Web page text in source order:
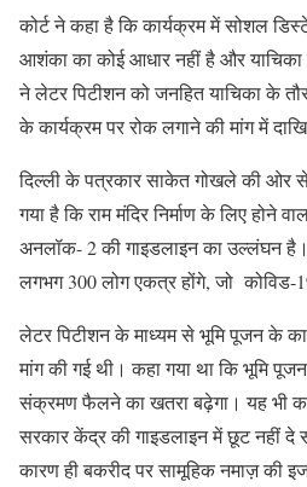
कोर्ट ने कहा है कि कार्यक्रम में सोशल
आशंका का कोई आधार नहीं है और
ने लेटर पिटीशन को जनहित याचिका के
के कार्यक्रम पर रोक लगाने की मांग में
दिल्ली के पत्रकार साकेत गोखले की ओर
गया है कि राम मंदिर निर्माण के लिए होने
अनलॉक- 2 की गाइडलाइन का उल्लंघन
लगभग 300 लोग एकत्र होंगे, जो कोविड-
लेटर पिटीशन के माध्यम से भूमि पूजन के
मांग की गई थी। कहा गया था कि भूमि
संक्रमण फैलने का खतरा बढ़ेगा। यह भी
सरकार केंद्र की गाइडलाइन में छूट नहीं
कारण ही बकरीद पर सामूहिक नमाज़ की